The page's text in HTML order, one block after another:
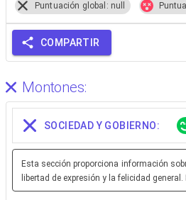
Puntuación global: null
COMPARTIR
Montones:
SOCIEDAD Y GOBIERNO:
Esta sección proporciona información
libertad de expresión y la felicidad